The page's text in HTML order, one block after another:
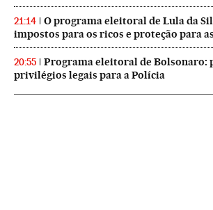
21:14
O programa eleitoral de Lula da
impostos para os ricos e proteção para
20:55
Programa eleitoral de Bolsonaro:
privilégios legais para a Polícia